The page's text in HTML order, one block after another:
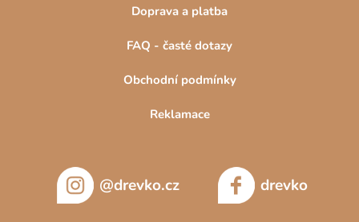
Doprava a platba
FAQ - časté dotazy
Obchodní podmínky
Reklamace
@drevko.cz drevko